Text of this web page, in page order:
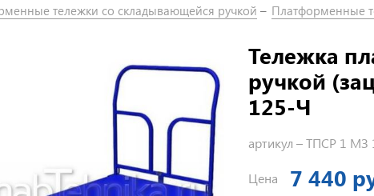
тележки со складывающейся ручкой
Платформенные
Тележка
ручкой
125-Ч
артикул –ТПСР 1 МЗ
Цена 7 440